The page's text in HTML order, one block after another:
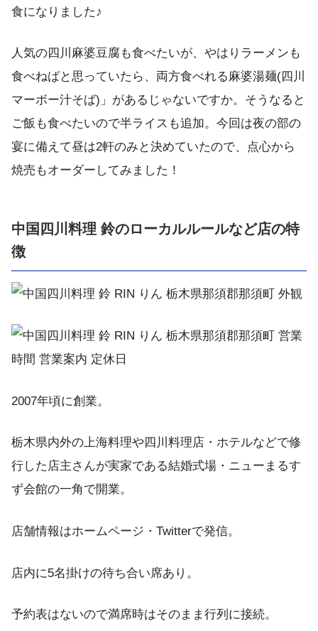
食になりました♪
人気の四川麻婆豆腐も食べたいが、やはりラーメンも
食べねばと思っていたら、両方食べれる麻婆湯麺(四川
マーボー汁そば)」があるじゃないですか。そうなると
ご飯も食べたいので半ライスも追加。今回は夜の部の
宴に備えて昼は2軒のみと決めていたので、点心から
焼売もオーダーしてみました！
中国四川料理 鈴のローカルルールなど店の特
徴
2007年頃に創業。
栃木県内外の上海料理や四川料理店・ホテルなどで修
行した店主さんが実家である結婚式場・ニューまるす
ず会館の一角で開業。
店舗情報はホームページ・Twitterで発信。
店内に5名掛けの待ち合い席あり。
予約表はないので満席時はそのまま行列に接続。